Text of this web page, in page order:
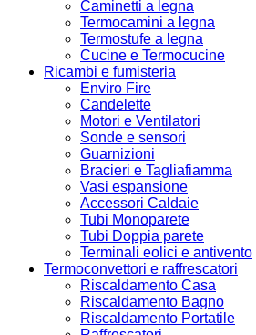
Caminetti a legna
Termocamini a legna
Termostufe a legna
Cucine e Termocucine
Ricambi e fumisteria
Enviro Fire
Candelette
Motori e Ventilatori
Sonde e sensori
Guarnizioni
Bracieri e Tagliafiamma
Vasi espansione
Accessori Caldaie
Tubi Monoparete
Tubi Doppia parete
Terminali eolici e antivento
Termoconvettori e raffrescatori
Riscaldamento Casa
Riscaldamento Bagno
Riscaldamento Portatile